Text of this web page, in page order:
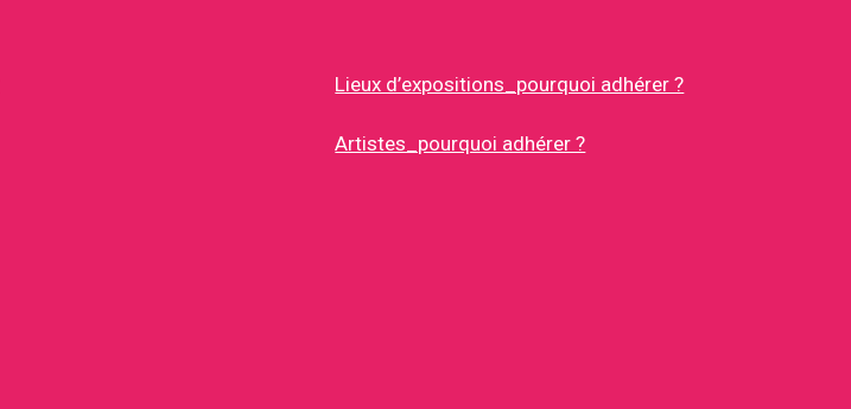
Lieux d’expositions_pourquoi adhérer ?
Artistes_pourquoi adhérer ?